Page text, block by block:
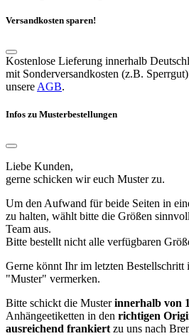
Versandkosten sparen!
Kostenlose Lieferung innerhalb
mit Sonderversandkosten (z.B.
unsere AGB.
Infos zu Musterbestellungen
Liebe Kunden,
gerne schicken wir euch Muster zu.
Um den Aufwand für beide Seiten in
zu halten, wählt bitte die Größen
Team aus.
Bitte bestellt nicht alle verfügbaren
Gerne könnt Ihr im letzten Bestellschritt
"Muster" vermerken.
Bitte schickt die Musterinnerhalb von
Anhängeetiketten in den richtigen
ausreichend frankiert zu uns nach